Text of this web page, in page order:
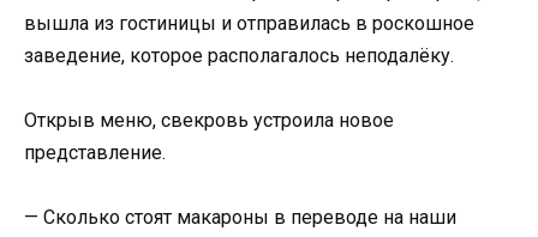
вышла из гостиницы и отправилась в роскошное
заведение, которое располагалось неподалёку.
Открыв меню, свекровь устроила новое
представление.
— Сколько стоят макароны в переводе на наши